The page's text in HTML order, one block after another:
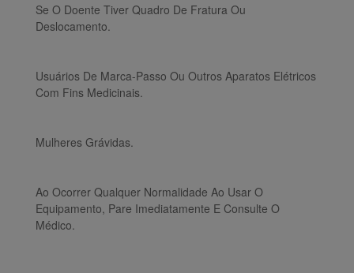
Se O Doente Tiver Quadro De Fratura Ou
Deslocamento.
Usuários De Marca-Passo Ou Outros Aparatos Elétricos
Com Fins Medicinais.
Mulheres Grávidas.
Ao Ocorrer Qualquer Normalidade Ao Usar O
Equipamento, Pare Imediatamente E Consulte O
Médico.